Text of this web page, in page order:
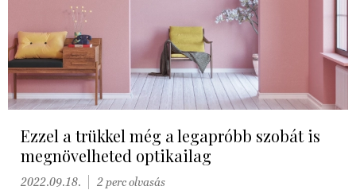
Ezzel a trükkel még a legapróbb szobát is
megnövelheted optikailag
2022.09.18. 2 perc olvasás